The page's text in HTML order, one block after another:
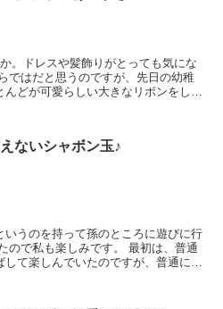
。ドレスや髪飾りがとっても気にな
どが可愛らしい大きなリボンをして
ないシャボン玉♪
うのを持って孫のところに遊びに行
て楽しんでいたのですが、普通にシ